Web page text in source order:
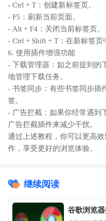
- Ctrl + T：创建新标签页。
- F5：刷新当前页面。
- Alt + F4：关闭当前标签页。
- Ctrl + Shift + T：在新标签页
6. 使用插件增强功能
- 下载管理器：如之前提到的
地管理下载任务。
- 书签同步：有些书签同步插
签。
- 广告拦截：如果你经常遇到
广告拦截插件来减少干扰。
通过上述教程，你可以更高
作，享受更好的浏览体验。
继续阅读
谷歌浏览